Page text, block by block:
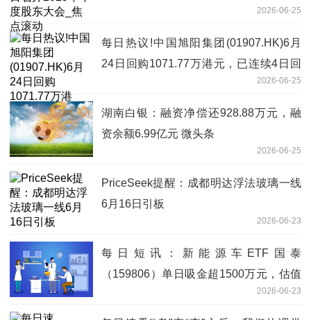
2026-06-25
每日热议!中国旭阳集团(01907.HK)6月
24日回购1071.77万港元，已连续4日回
2026-06-25
湖南白银：融资净偿还928.88万元，融
资余额6.99亿元 微头条
2026-06-25
PriceSeek提醒：成都明达浮法玻璃一线
6月16日引板
2026-06-23
每日短讯：新能源车ETF国泰
（159806）单日吸金超1500万元，估值
处于合理区间，新能源赛道配置价值显现
2026-06-23